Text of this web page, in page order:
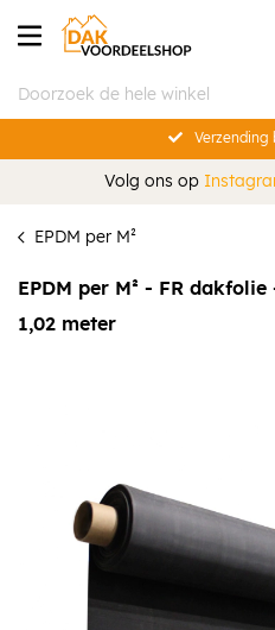
Verzending
Volg ons op
EPDM per M²
EPDM per M² - FR
1,02 meter